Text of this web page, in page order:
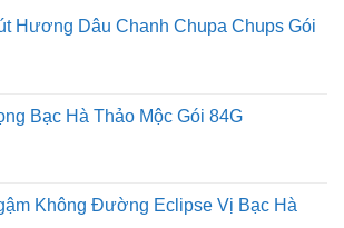
Hương Dâu Chanh Chupa Chups Gói
Bạc Hà Thảo Mộc Gói 84G
Không Đường Eclipse Vị Bạc Hà